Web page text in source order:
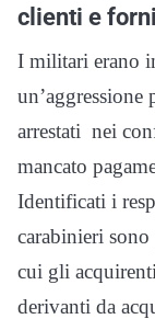
clienti e
I militari erano
un’aggressione
arrestati nei
mancato
Identificati i
carabinieri
cui gli
derivanti da